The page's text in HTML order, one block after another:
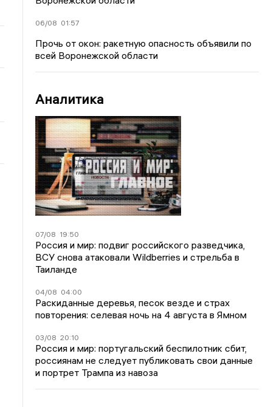
06/08 01:57
Прочь от окон: ракетную опасность объявили по
всей Воронежской области
Аналитика
07/08 19:50
Россия и мир: подвиг российского разведчика,
ВСУ снова атаковали Wildberries и стрельба в
Таиланде
04/08 04:00
Раскиданные деревья, песок везде и страх
повторения: селевая ночь на 4 августа в Ямном
03/08 20:10
Россия и мир: португальский беспилотник сбит,
россиянам не следует публиковать свои данные
и портрет Трампа из навоза